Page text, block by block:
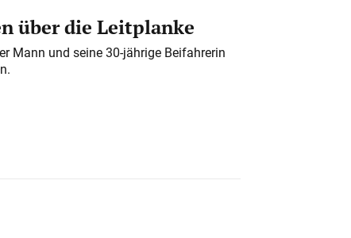
über die Leitplanke
Mann und seine 30-jährige Beifahrerin